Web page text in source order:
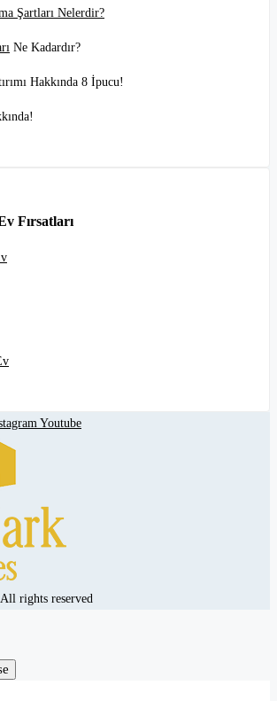
Şartları Nelerdir?
Ne Kadardır?
Hakkında 8 İpucu!
Fırsatları
Youtube
rights reserved